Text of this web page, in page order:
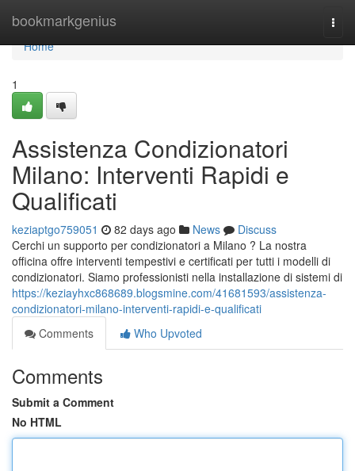
bookmarkgenius
Home
Home
1
Assistenza Condizionatori
Milano: Interventi Rapidi e
Qualificati
keziaptgo759051 82 days ago News
Discuss
Cerchi un supporto per condizionatori a Milano ? La nostra
officina offre interventi tempestivi e certificati per tutti i modelli di
condizionatori. Siamo professionisti nella installazione di sistemi di
https://keziayhxc868689.blogsmine.com/41681593/assistenza-
condizionatori-milano-interventi-rapidi-e-qualificati
Comments
Who Upvoted
Comments
Submit a Comment
No HTML